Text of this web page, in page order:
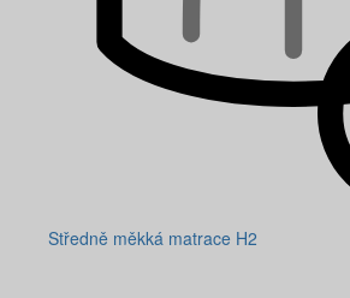
Středně měkká matrace H2